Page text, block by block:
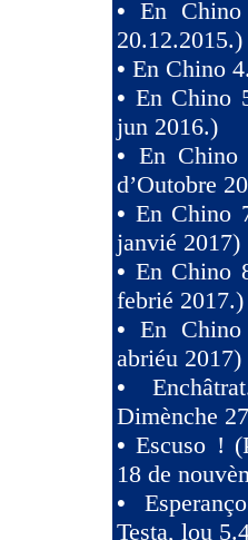
• En
20.12.2015.)
• En Chino
• En Chino
jun 2016.)
• En Chino
d’Outobre
• En Chino
janvié 2017)
• En Chino
febrié 2017.)
• En
abriéu 2017)
•
Dimènche
•Escuso !
18 de
•
Testa, lou